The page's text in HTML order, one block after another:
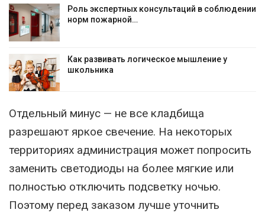
Роль экспертных консультаций в соблюдении
норм пожарной…
Как развивать логическое мышление у
школьника
Отдельный минус — не все кладбища
разрешают яркое свечение. На некоторых
территориях администрация может попросить
заменить светодиоды на более мягкие или
полностью отключить подсветку ночью.
Поэтому перед заказом лучше уточнить